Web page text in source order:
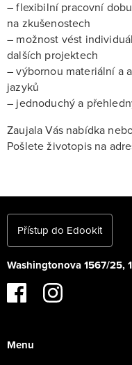
– flexibilní pracovní
na zkušenostech
– možnost vést
dalších projektech
– výbornou materiální a
jazyků
– jednoduchý a
Zaujala Vás nabídka
Pošlete životopis na
Přístup do Edookit
Washingtonova 1567/25,
Menu